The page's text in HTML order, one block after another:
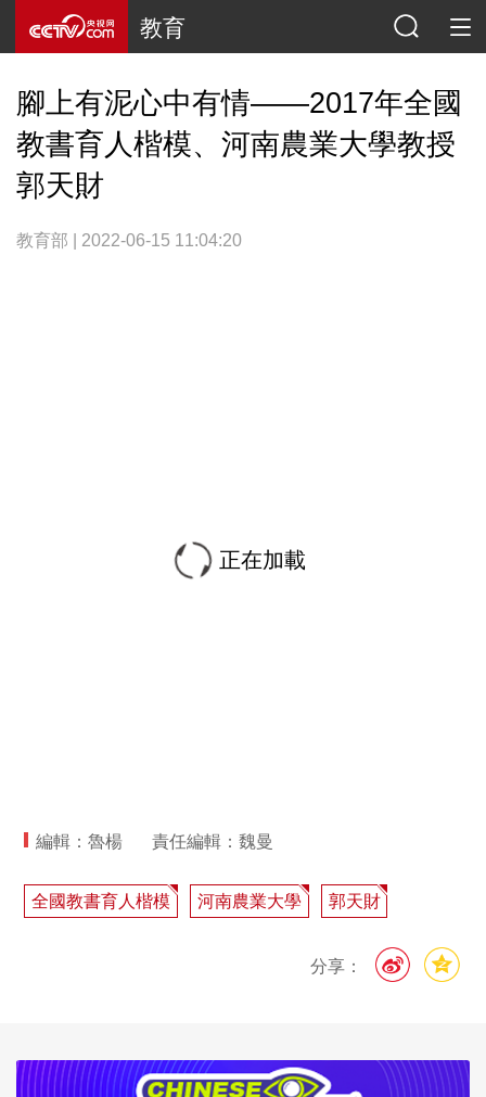
教育
腳上有泥心中有情——2017年全國
教書育人楷模、河南農業大學教授
郭天財
教育部 | 2022-06-15 11:04:20
正在加載
編輯：魯楊 責任編輯：魏曼
全國教書育人楷模 河南農業大學 郭天財
分享：